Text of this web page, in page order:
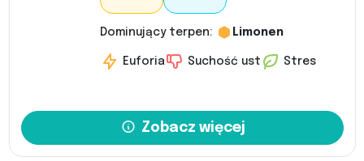
Dominujący terpen: Limonen
Euforia Suchość ust Stres
Zobacz więcej